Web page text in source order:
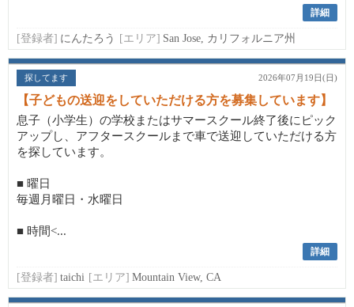
詳細
[登録者] にんたろう [エリア] San Jose, カリフォルニア州
探してます 2026年07月19日(日)
【子どもの送迎をしていただける方を募集しています】
息子（小学生）の学校またはサマースクール終了後にピック
アップし、アフタースクールまで車で送迎していただける方
を探しています。
■ 曜日
毎週月曜日・水曜日
■ 時間<...
詳細
[登録者] taichi [エリア] Mountain View, CA